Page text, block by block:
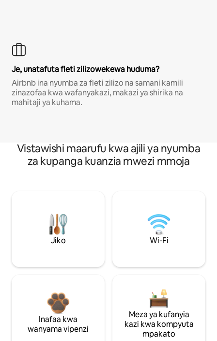
Je, unatafuta fleti zilizowekewa huduma?
Airbnb ina nyumba za fleti zilizo na samani kamili
zinazofaa kwa wafanyakazi, makazi ya shirika na
mahitaji ya kuhama.
Vistawishi maarufu kwa ajili ya nyumba
za kupanga kuanzia mwezi mmoja
Jiko Wi-Fi
Inafaa kwa
wanyama vipenzi
Meza ya kufanyia
kazi kwa kompyuta
mpakato